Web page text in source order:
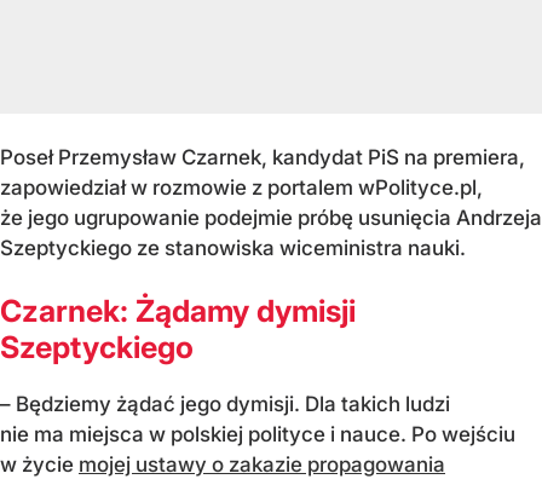
Poseł Przemysław Czarnek, kandydat PiS na premiera,
zapowiedział w rozmowie z portalem wPolityce.pl,
że jego ugrupowanie podejmie próbę usunięcia Andrzeja
Szeptyckiego ze stanowiska wiceministra nauki.
Czarnek: Żądamy dymisji
Szeptyckiego
– Będziemy żądać jego dymisji. Dla takich ludzi
nie ma miejsca w polskiej polityce i nauce. Po wejściu
w życie mojej ustawy o zakazie propagowania